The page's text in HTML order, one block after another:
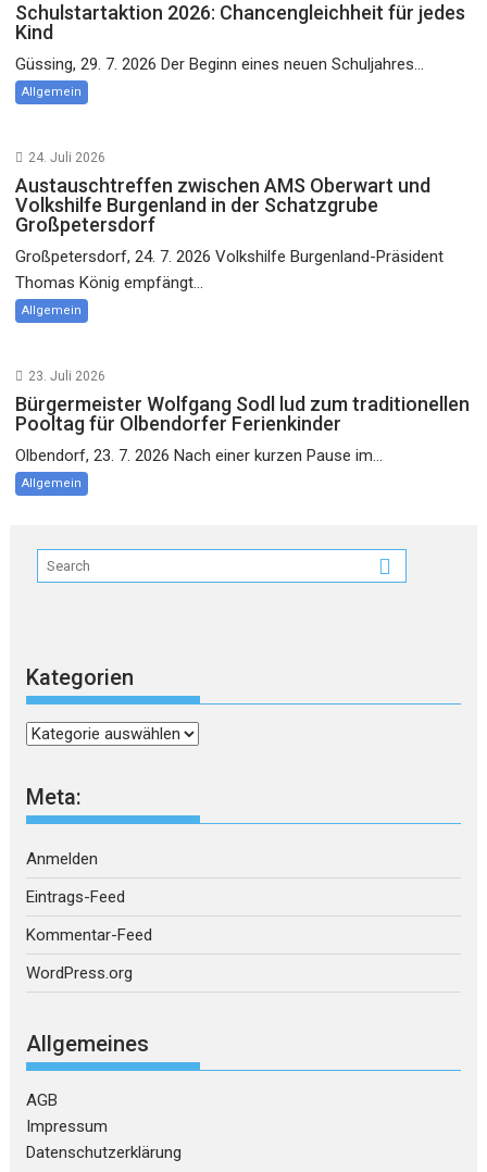
Schulstartaktion 2026: Chancengleichheit für jedes
Kind
Güssing, 29. 7. 2026 Der Beginn eines neuen Schuljahres...
Allgemein
24. Juli 2026
Austauschtreffen zwischen AMS Oberwart und
Volkshilfe Burgenland in der Schatzgrube
Großpetersdorf
Großpetersdorf, 24. 7. 2026 Volkshilfe Burgenland-Präsident
Thomas König empfängt...
Allgemein
23. Juli 2026
Bürgermeister Wolfgang Sodl lud zum traditionellen
Pooltag für Olbendorfer Ferienkinder
Olbendorf, 23. 7. 2026 Nach einer kurzen Pause im...
Allgemein
Kategorien
Kategorien
Meta:
Anmelden
Eintrags-Feed
Kommentar-Feed
WordPress.org
Allgemeines
AGB
Impressum
Datenschutzerklärung